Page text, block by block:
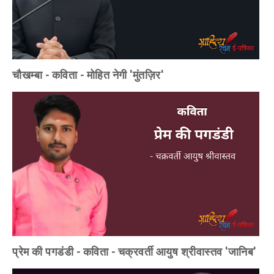
चौखम्बा - कविता - मोहित नेगी 'मुंतज़िर'
प्रेम की पगडंडी - कविता - चक्रवर्ती आयुष श्रीवास्तव 'जानिब'